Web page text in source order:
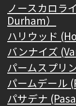
ノースカロラ
Durham）
ハリウッド
バンナイズ
パームスプリ
パームデール
パサデナ